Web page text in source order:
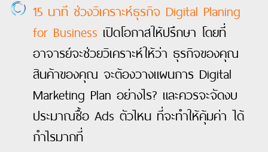
15 นาที ช่วงวิเคราะห์ธุรกิจ Digital Planing
for Business เปิดโอกาสให้ปรึกษา โดยที่
อาจารย์จะช่วยวิเคราะห์ให้ว่า ธุรกิจของคุณ
สินค้าของคุณ จะต้องวางแผนการ Digital
Marketing Plan อย่างไร? และควรจะจัดงบ
ประมาณซื้อ Ads ตัวไหน ที่จะทำให้คุ้มค่า ได้
กำไรมากที่